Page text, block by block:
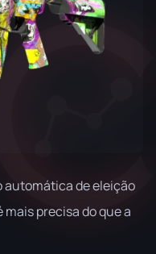
automática de eleição
precisa do que a